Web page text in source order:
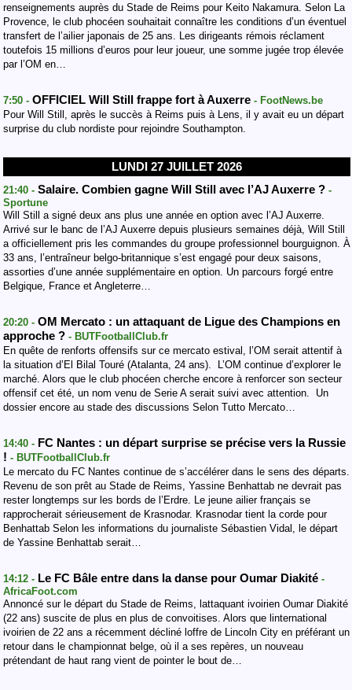
renseignements auprès du Stade de Reims pour Keito Nakamura. Selon La
Provence, le club phocéen souhaitait connaître les conditions d’un éventuel
transfert de l’ailier japonais de 25 ans. Les dirigeants rémois réclament
toutefois 15 millions d’euros pour leur joueur, une somme jugée trop élevée
par l’OM en…
7:50 - OFFICIEL Will Still frappe fort à Auxerre - FootNews.be
Pour Will Still, après le succès à Reims puis à Lens, il y avait eu un départ
surprise du club nordiste pour rejoindre Southampton.
LUNDI 27 JUILLET 2026
21:40 - Salaire. Combien gagne Will Still avec l’AJ Auxerre ? -
Sportune
Will Still a signé deux ans plus une année en option avec l’AJ Auxerre.
Arrivé sur le banc de l’AJ Auxerre depuis plusieurs semaines déjà, Will Still
a officiellement pris les commandes du groupe professionnel bourguignon. À
33 ans, l’entraîneur belgo-britannique s’est engagé pour deux saisons,
assorties d’une année supplémentaire en option. Un parcours forgé entre
Belgique, France et Angleterre…
20:20 - OM Mercato : un attaquant de Ligue des Champions en
approche ? - BUTFootballClub.fr
En quête de renforts offensifs sur ce mercato estival, l’OM serait attentif à
la situation d’El Bilal Touré (Atalanta, 24 ans). L’OM continue d’explorer le
marché. Alors que le club phocéen cherche encore à renforcer son secteur
offensif cet été, un nom venu de Serie A serait suivi avec attention. Un
dossier encore au stade des discussions Selon Tutto Mercato…
14:40 - FC Nantes : un départ surprise se précise vers la Russie
! - BUTFootballClub.fr
Le mercato du FC Nantes continue de s’accélérer dans le sens des départs.
Revenu de son prêt au Stade de Reims, Yassine Benhattab ne devrait pas
rester longtemps sur les bords de l’Erdre. Le jeune ailier français se
rapprocherait sérieusement de Krasnodar. Krasnodar tient la corde pour
Benhattab Selon les informations du journaliste Sébastien Vidal, le départ
de Yassine Benhattab serait…
14:12 - Le FC Bâle entre dans la danse pour Oumar Diakité -
AfricaFoot.com
Annoncé sur le départ du Stade de Reims, lattaquant ivoirien Oumar Diakité
(22 ans) suscite de plus en plus de convoitises. Alors que linternational
ivoirien de 22 ans a récemment décliné loffre de Lincoln City en préférant un
retour dans le championnat belge, où il a ses repères, un nouveau
prétendant de haut rang vient de pointer le bout de…